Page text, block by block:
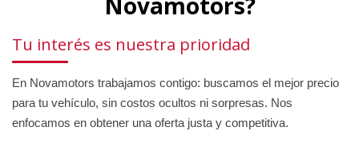
Tu interés es nuestra prioridad
En Novamotors trabajamos contigo: buscamos el mejor precio
para tu vehículo, sin costos ocultos ni sorpresas. Nos
enfocamos en obtener una oferta justa y competitiva.